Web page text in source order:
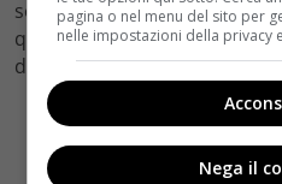
solo quando interpreta un
quando è semplicemente
difficile per qualsiasi artista.
pagina o nel menu del sito per
nelle impostazioni della privacy
Nega il